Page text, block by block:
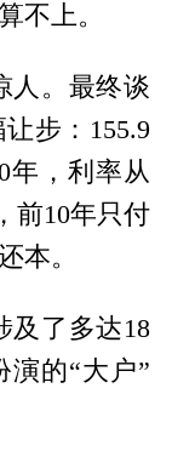
不上。
人。最终谈
步：155.9
年，利率从
前10年只付
本。
及了多达18
演的“大户”